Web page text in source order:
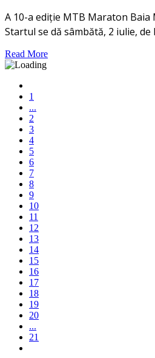
A 10-a ediție MTB Maraton Baia
Startul se dă sâmbătă, 2 iulie, de
Read More
1
...
2
3
4
5
6
7
8
9
10
11
12
13
14
15
16
17
18
19
20
...
21